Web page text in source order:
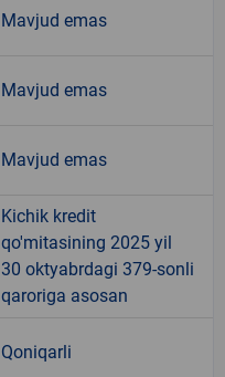
Mavjud emas
Mavjud emas
Mavjud emas
Kichik kredit
qo'mitasining 2025 yil
30 oktyabrdagi 379-sonli
qaroriga asosan
Qoniqarli